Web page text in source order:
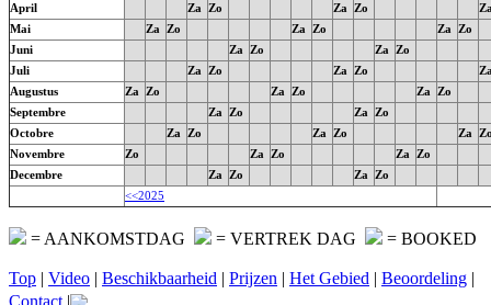
April
Za Zo Za Zo
Mai
Za Zo Za Zo Za
Zo
Juni
Za Zo Za
Zo
Juli
Za Zo Za Zo
Augustus
Za Zo Za Zo Za
Zo
Septembre
Za Zo Za
Zo
Octobre
Za Zo Za Zo Za
Novembre
Zo Za Zo Za
Zo
Decembre
Za Zo Za
Zo
<<2025
= AANKOMSTDAG = VERTREK DAG = BOOKED
Top | Video | Beschikbaarheid | Prijzen | Het Gebied | Beoordeling |
Contact |